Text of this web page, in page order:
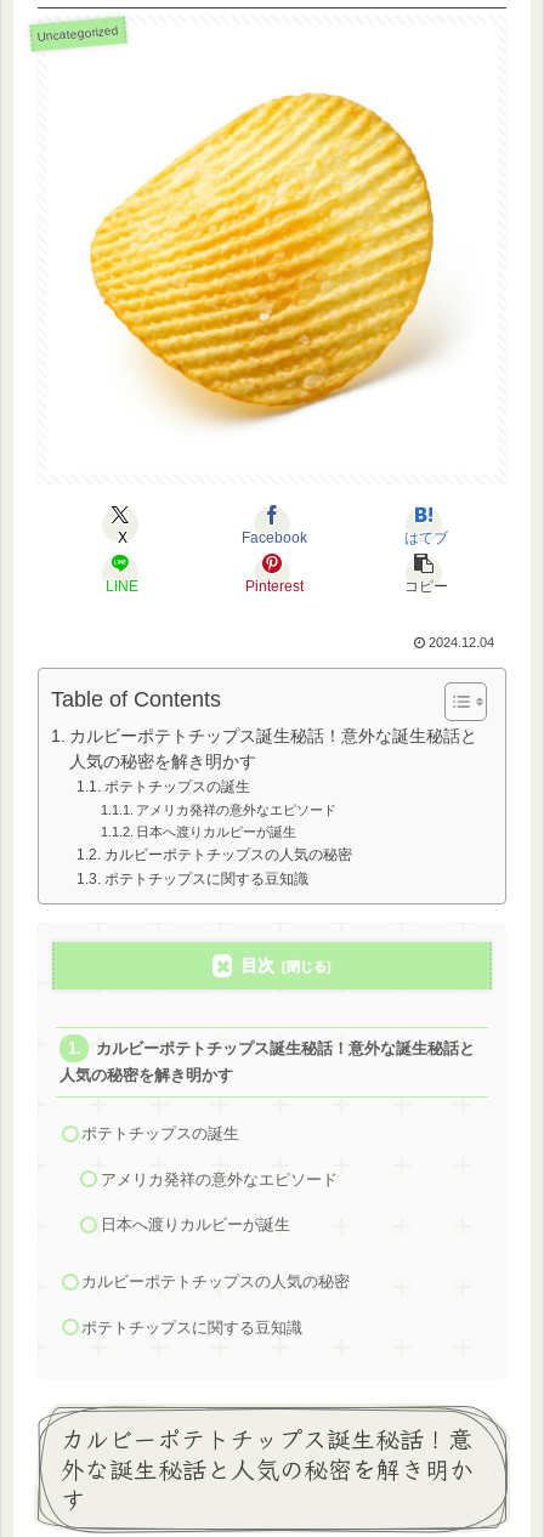
Uncategorized
X Facebook はてブ
LINE Pinterest コピー
2024.12.04
Table of Contents
カルビーポテトチップス誕生秘話！意外な誕生秘話と
人気の秘密を解き明かす
ポテトチップスの誕生
アメリカ発祥の意外なエピソード
日本へ渡りカルビーが誕生
カルビーポテトチップスの人気の秘密
ポテトチップスに関する豆知識
目次
カルビーポテトチップス誕生秘話！意外な誕生秘話と
人気の秘密を解き明かす
ポテトチップスの誕生
アメリカ発祥の意外なエピソード
日本へ渡りカルビーが誕生
カルビーポテトチップスの人気の秘密
ポテトチップスに関する豆知識
カルビーポテトチップス誕生秘話！意
外な誕生秘話と人気の秘密を解き明か
す